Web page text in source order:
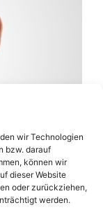
wir Technologien
bzw. darauf
können wir
dieser Website
oder zurückziehen,
werden.